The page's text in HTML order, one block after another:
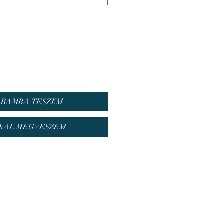
TESZEM
MEGVESZEM